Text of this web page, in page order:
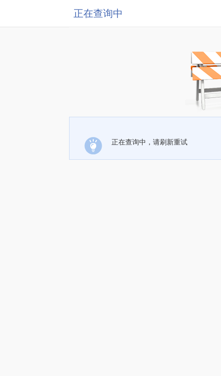
正在查询中
正在查询中，请刷新重试